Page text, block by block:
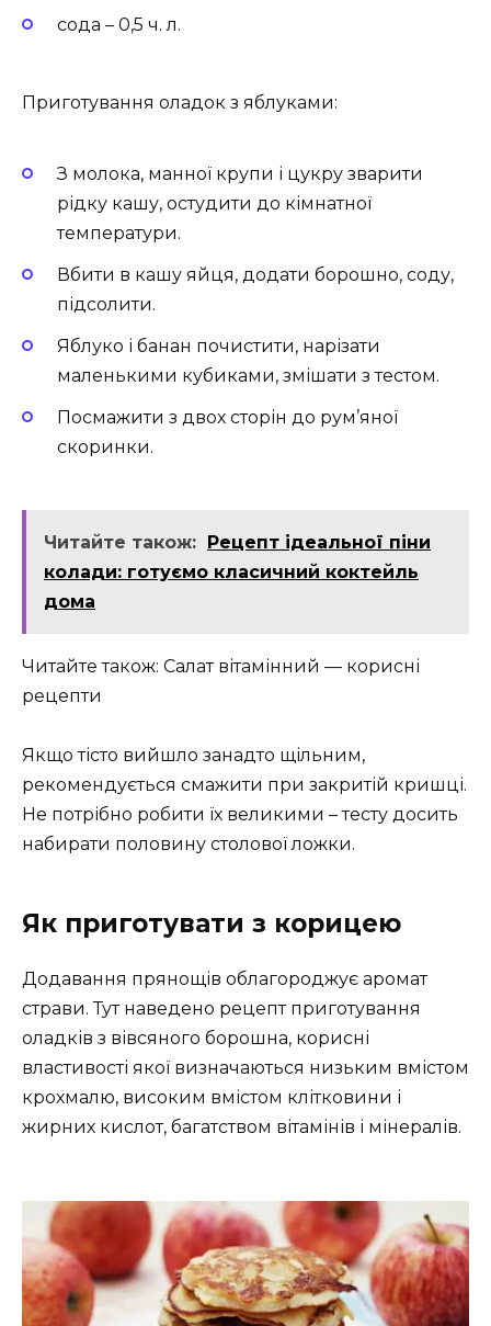
сода – 0,5 ч. л.
Приготування оладок з яблуками:
З молока, манної крупи і цукру зварити
рідку кашу, остудити до кімнатної
температури.
Вбити в кашу яйця, додати борошно, соду,
підсолити.
Яблуко і банан почистити, нарізати
маленькими кубиками, змішати з тестом.
Посмажити з двох сторін до рум’яної
скоринки.
Читайте також: Рецепт ідеальної піни
колади: готуємо класичний коктейль
дома
Читайте також: Салат вітамінний — корисні
рецепти
Якщо тісто вийшло занадто щільним,
рекомендується смажити при закритій кришці.
Не потрібно робити їх великими – тесту досить
набирати половину столової ложки.
Як приготувати з корицею
Додавання прянощів облагороджує аромат
страви. Тут наведено рецепт приготування
оладків з вівсяного борошна, корисні
властивості якої визначаються низьким вмістом
крохмалю, високим вмістом клітковини і
жирних кислот, багатством вітамінів і мінералів.